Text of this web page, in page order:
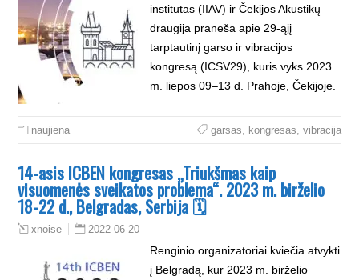
institutas (IIAV) ir Čekijos Akustikų
draugija praneša apie 29-ąjį
tarptautinį garso ir vibracijos
kongresą (ICSV29), kuris vyks 2023
m. liepos 09–13 d. Prahoje, Čekijoje.
naujiena garsas, kongresas, vibracija
14-asis ICBEN kongresas „Triukšmas kaip
visuomenės sveikatos problema“. 2023 m. birželio
18-22 d., Belgradas, Serbija 🗓
xnoise 2022-06-20
Renginio organizatoriai kviečia atvykti
į Belgradą, kur 2023 m. birželio